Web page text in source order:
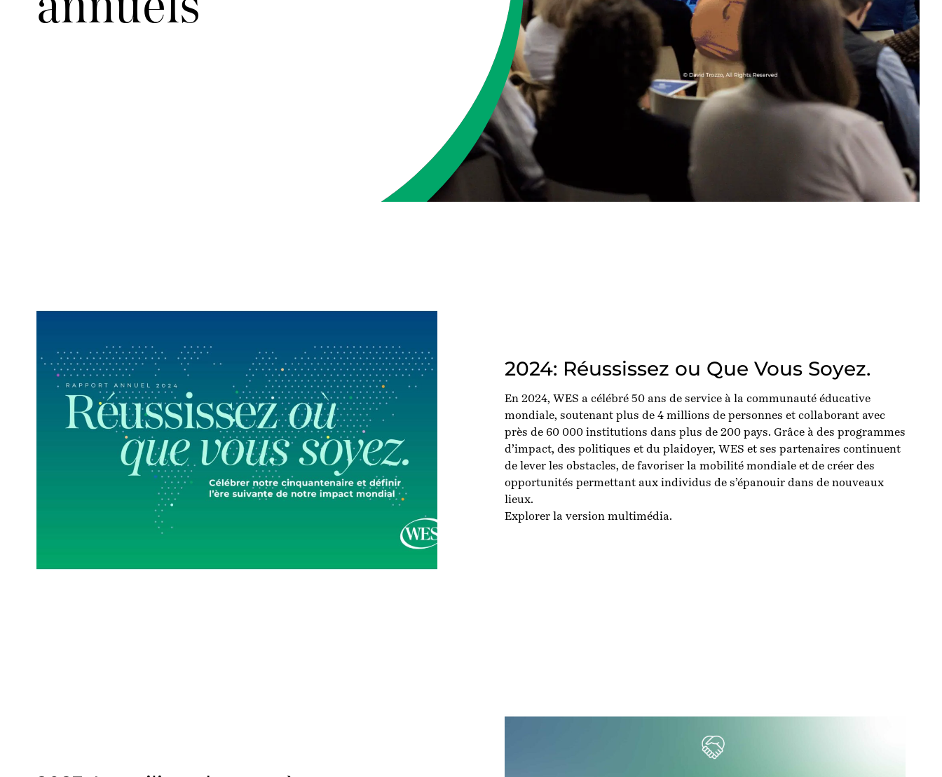
2024: Réussissez ou Que Vous Soyez.
En 2024, WES a célébré 50 ans de service à la communauté éducative
mondiale, soutenant plus de 4 millions de personnes et collaborant avec
près de 60 000 institutions dans plus de 200 pays. Grâce à des programmes
d’impact, des politiques et du plaidoyer, WES et ses partenaires continuent
de lever les obstacles, de favoriser la mobilité mondiale et de créer des
opportunités permettant aux individus de s’épanouir dans de nouveaux
lieux.
Explorer la version multimédia.